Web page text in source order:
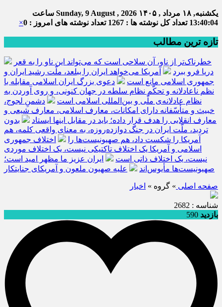
یکشنبه, ۱۸ مرداد , ۱۴۰۵ Sunday, 9 August , 2026 ساعت
13:40:04 تعداد کل نوشته ها : 1267 تعداد نوشته های امروز : 0 ×
تازه ترین مطالب
خطرناک‌تر از ناو، آن سلاحی است که می‌تواند این ناو را به قعر
دریا فرو ببرد
آمریکا می‌خواهد ایران را ببلعد، ملّت رشید ایران و
جمهوری اسلامی مانع است
دعوی بزرگ ایران اسلامی مقابله با
نظم ناعادلانه و تحکّم نظام سلطه در جهان کنونی، و روی آوردن به
نظام عادلانه‌ی ملّی و بین‌المللی اسلامی است
دشمنِ لجوج،
خبیث و متأسّفانه دارای امکانات، معارف اسلامی، معارف شیعی و
معارف انقلابی را هدف قرار داده؛ باید در مقابل اینها ایستاد
بدون
تردید، ملّت ایران در جنگ دوازده‌روزه، به معنای واقعی کلمه، هم
آمریکا را شکست داد، هم صهیونیست‌ها را
اختلاف جمهوری
اسلامی و آمریکا یک اختلاف تاکتیکی نیست، یک اختلاف موردی
نیست، یک اختلاف ذاتی است
ایران عزیز ما مظهر امید است؛
صهیونیست‌ها مأیوس‌اند
علیه صهیون ملعون و آمریکای جنایتکار
صفحه اصلی » گروه » اخبار
شناسه : 2682
بازدید 590